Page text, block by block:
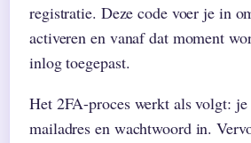
registratie. Deze code voer je in
activeren en vanaf dat moment
inlog toegepast.
Het 2FA-proces werkt als volgt: je
mailadres en wachtwoord in.